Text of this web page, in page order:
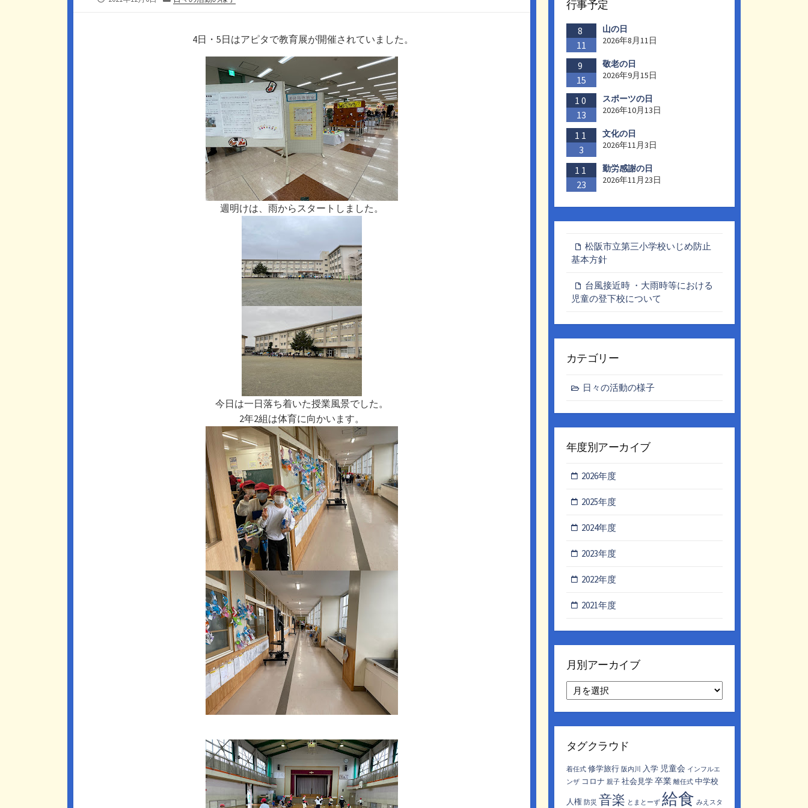
4日・5日はアピタで教育展が開催されていました。
週明けは、雨からスタートしました。
今日は一日落ち着いた授業風景でした。
2年2組は体育に向かいます。
行事予定
8
11
山の日
2026年8月11日
9
15
敬老の日
2026年9月15日
10
13
スポーツの日
2026年10月13日
11
3
文化の日
2026年11月3日
11
23
勤労感謝の日
2026年11月23日
松阪市立第三小学校いじめ防止
基本方針
台風接近時 ・大雨時等における
児童の登下校について
カテゴリー
日々の活動の様子
年度別アーカイブ
2026年度
2025年度
2024年度
2023年度
2022年度
2021年度
月別アーカイブ
別
ア
ー
イ
タグクラウド
着任式 修学旅行 阪内川 入学 児童会 インフルエ
ンザ コロナ 親子 社会見学 卒業 離任式 中学校
人権 防災 音楽 とまとーず 給食 みえスタ